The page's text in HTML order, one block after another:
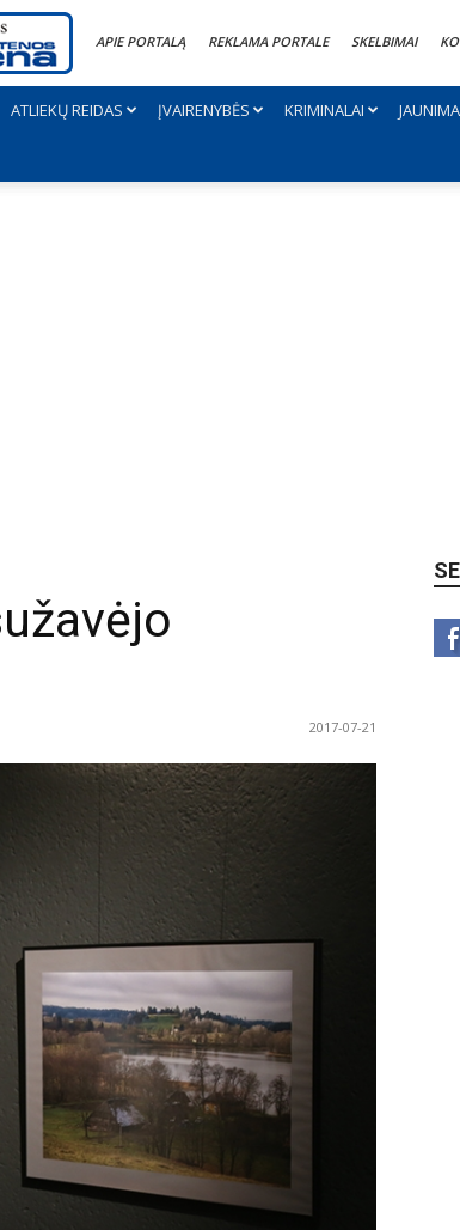
APIE PORTALĄ REKLAMA PORTALE SKELBIMAI
ATLIEKŲ REIDAS ĮVAIRENYBĖS KRIMINALAI
2017-07-21